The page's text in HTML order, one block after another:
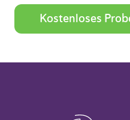
Kostenloses